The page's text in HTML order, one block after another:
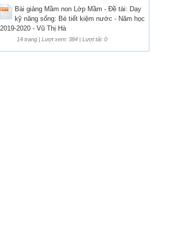
Bài giảng Mầm non Lớp Mầm - Đề tài: Dạy
kỹ năng sống: Bé tiết kiệm nước - Năm học
2019-2020 - Vũ Thị Hà
14 trang | Lượt xem: 384 | Lượt tải: 0